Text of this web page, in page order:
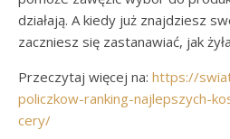
działają. A kiedy już znajdziesz
zaczniesz się zastanawiać, jak
Przeczytaj więcej na: https://
policzkow-ranking-najlepszych-
cery/